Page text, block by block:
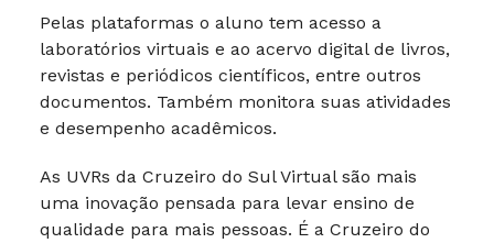
Pelas plataformas o aluno tem acesso a
laboratórios virtuais e ao acervo digital de livros,
revistas e periódicos científicos, entre outros
documentos. Também monitora suas atividades
e desempenho acadêmicos.
As UVRs da Cruzeiro do Sul Virtual são mais
uma inovação pensada para levar ensino de
qualidade para mais pessoas. É a Cruzeiro do